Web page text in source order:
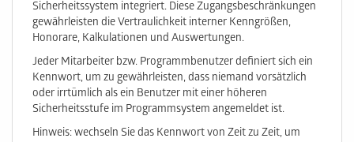
Sicherheitssystem integriert. Diese Zugangsbeschränkungen
gewährleisten die Vertraulichkeit interner Kenngrößen,
Honorare, Kalkulationen und Auswertungen.
Jeder Mitarbeiter bzw. Programmbenutzer definiert sich ein
Kennwort, um zu gewährleisten, dass niemand vorsätzlich
oder irrtümlich als ein Benutzer mit einer höheren
Sicherheitsstufe im Programmsystem angemeldet ist.
Hinweis: wechseln Sie das Kennwort von Zeit zu Zeit, um